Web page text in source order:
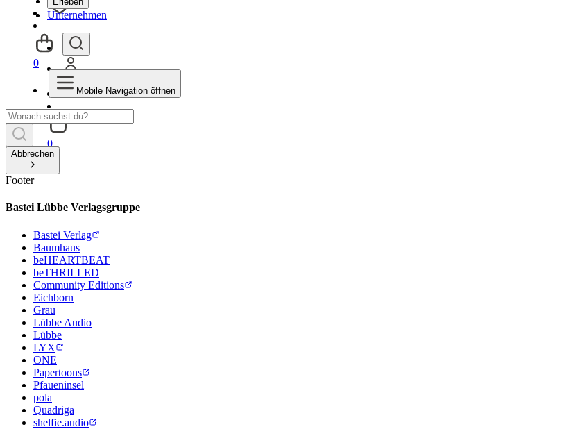
Unternehmen
0
0
Mobile Navigation öffnen
Abbrechen
Footer
Bastei Lübbe Verlagsgruppe
Bastei Verlag
Baumhaus
beHEARTBEAT
beTHRILLED
Community Editions
Eichborn
Grau
Lübbe Audio
Lübbe
LYX
ONE
Papertoons
Pfaueninsel
pola
Quadriga
shelfie.audio